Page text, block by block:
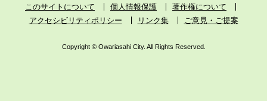
このサイトについて 個人情報保護
著作権について
アクセシビリティポリシー
リンク集 ご意見・ご提案
Copyright © Owariasahi City. All Rights Reserved.